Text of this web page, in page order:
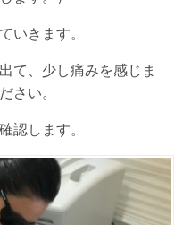
いきます。
て、少し痛みを感じま
さい。
認します。